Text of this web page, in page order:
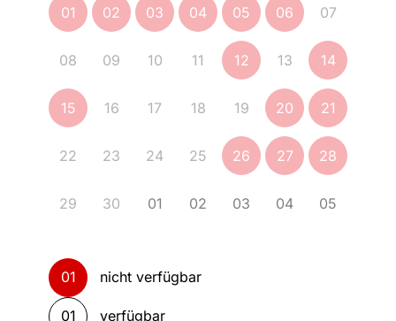
01 02 03 04 05 06 07
08 09 10 11 12 13 14
15 16 17 18 19 20 21
22 23 24 25 26 27 28
29 30 01 02 03 04 05
01 nicht verfügbar
01
verfügbar